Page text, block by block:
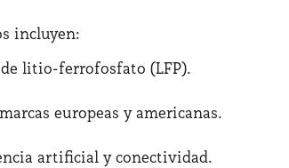
incluyen:
litio-ferrofosfato (LFP).
europeas y americanas.
artificial y conectividad.